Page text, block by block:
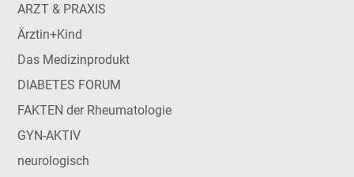
ARZT & PRAXIS
Ärztin+Kind
Das Medizinprodukt
DIABETES FORUM
FAKTEN der Rheumatologie
GYN-AKTIV
neurologisch